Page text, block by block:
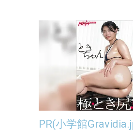
PR(小学館